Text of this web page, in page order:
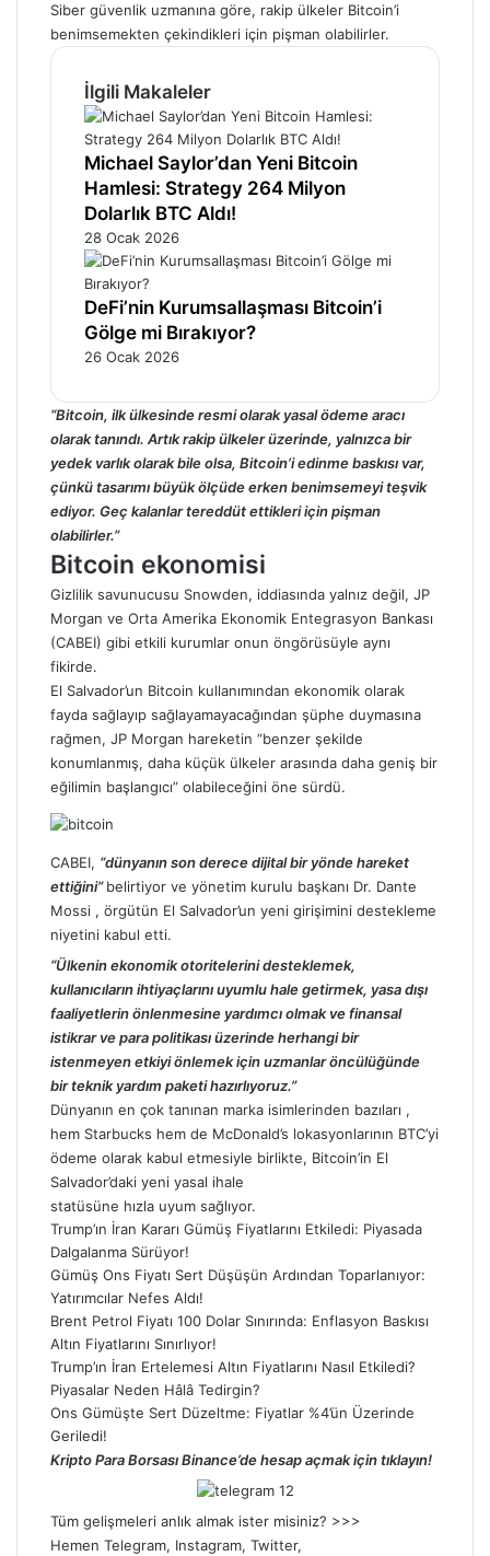
Siber güvenlik uzmanına göre, rakip ülkeler Bitcoin’i
benimsemekten çekindikleri için pişman olabilirler.
İlgili Makaleler
Michael Saylor’dan Yeni Bitcoin
Hamlesi: Strategy 264 Milyon
Dolarlık BTC Aldı!
28 Ocak 2026
DeFi’nin Kurumsallaşması Bitcoin’i
Gölge mi Bırakıyor?
26 Ocak 2026
“Bitcoin, ilk ülkesinde resmi olarak yasal ödeme aracı
olarak tanındı. Artık rakip ülkeler üzerinde, yalnızca bir
yedek varlık olarak bile olsa, Bitcoin’i edinme baskısı var,
çünkü tasarımı büyük ölçüde erken benimsemeyi teşvik
ediyor. Geç kalanlar tereddüt ettikleri için pişman
olabilirler.”
Bitcoin ekonomisi
Gizlilik savunucusu Snowden, iddiasında yalnız değil, JP
Morgan ve Orta Amerika Ekonomik Entegrasyon Bankası
(CABEI) gibi etkili kurumlar onun öngörüsüyle aynı
fikirde.
El Salvador’un Bitcoin kullanımından ekonomik olarak
fayda sağlayıp sağlayamayacağından şüphe duymasına
rağmen, JP Morgan hareketin “benzer şekilde
konumlanmış, daha küçük ülkeler arasında daha geniş bir
eğilimin başlangıcı” olabileceğini öne sürdü.
CABEI, “dünyanın son derece dijital bir yönde hareket
ettiğini”belirtiyor ve yönetim kurulu başkanı Dr. Dante
Mossi , örgütün El Salvador’un yeni girişimini destekleme
niyetini kabul etti.
“Ülkenin ekonomik otoritelerini desteklemek,
kullanıcıların ihtiyaçlarını uyumlu hale getirmek, yasa dışı
faaliyetlerin önlenmesine yardımcı olmak ve finansal
istikrar ve para politikası üzerinde herhangi bir
istenmeyen etkiyi önlemek için uzmanlar öncülüğünde
bir teknik yardım paketi hazırlıyoruz.”
Dünyanın en çok tanınan marka isimlerinden bazıları ,
hem Starbucks hem de McDonald’s lokasyonlarının BTC’yi
ödeme olarak kabul etmesiyle birlikte, Bitcoin’in El
Salvador’daki yeni yasal ihale
statüsüne hızla uyum sağlıyor.
Trump’ın İran Kararı Gümüş Fiyatlarını Etkiledi: Piyasada
Dalgalanma Sürüyor!
Gümüş Ons Fiyatı Sert Düşüşün Ardından Toparlanıyor:
Yatırımcılar Nefes Aldı!
Brent Petrol Fiyatı 100 Dolar Sınırında: Enflasyon Baskısı
Altın Fiyatlarını Sınırlıyor!
Trump’ın İran Ertelemesi Altın Fiyatlarını Nasıl Etkiledi?
Piyasalar Neden Hâlâ Tedirgin?
Ons Gümüşte Sert Düzeltme: Fiyatlar %4’ün Üzerinde
Geriledi!
Kripto Para Borsası Binance’de hesap açmak için tıklayın!
Tüm gelişmeleri anlık almak ister misiniz? >>>
Hemen Telegram, Instagram, Twitter,